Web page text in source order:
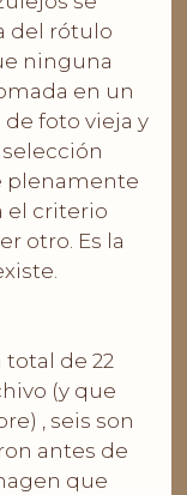
del rótulo
ninguna
en un
de foto vieja y
plenamente
el criterio
otro. Es la
de 22
(y que
, seis son
antes de
que